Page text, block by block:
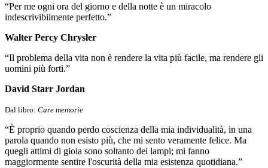
“Per me ogni ora del giorno e della notte è un miracolo
indescrivibilmente perfetto.”
Walter Percy Chrysler
“Il problema della vita non è rendere la vita più facile, ma rendere gli
uomini più forti.”
David Starr Jordan
Dal libro: Care memorie
“È proprio quando perdo coscienza della mia individualità, in una
parola quando non esisto più, che mi sento veramente felice. Ma
quegli attimi di gioia sono soltanto dei lampi; mi fanno
maggiormente sentire l'oscurità della mia esistenza quotidiana.”